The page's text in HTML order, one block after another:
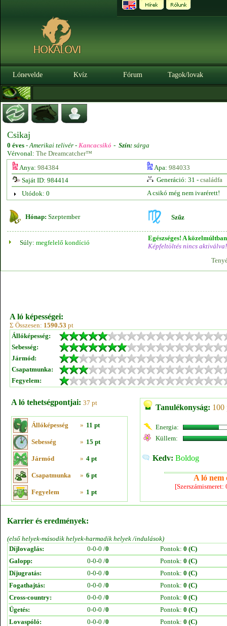
Lónevelde Kvíz Fórum Tagok/lovak
Csikaj
0 éves -Amerikai telivér - Kancacsikó - Szín: sárga
Vérvonal: The Dreamcatcher™
Anya: 984384 Apa: 984033
Saját ID: 984414
Generáció: 31 - családfa
Utódok: 0
A csikó még nem ivarérett!
Hónap: Szeptember Szűz
Súly: megfelelő kondíció
Egészséges! A
Képfeltöltés nincs aktiválva!
A ló képességei:
Σ Összesen: 1590.53 pt
Állóképesség:
Sebesség:
Jármód:
Csapatmunka:
Fegyelem:
A ló tehetségpontjai: 37 pt
Állóképesség » 11 pt
Sebesség » 15 pt
Jármód » 4 pt
Csapatmunka » 6 pt
Fegyelem » 1 pt
Tanulékonyság: 100
Energia:
Küllem:
Kedv: Boldog
A ló nem
Karrier és eredmények:
(első helyek-második helyek-harmadik helyek /indulások)
Díjlovaglás:
0-0-0 /0 Pontok: 0 (C)
Galopp:
0-0-0 /0 Pontok: 0 (C)
Díjugratás:
0-0-0 /0 Pontok: 0 (C)
Fogathajtás:
0-0-0 /0 Pontok: 0 (C)
Cross-country:
0-0-0 /0 Pontok: 0 (C)
Ügetés:
0-0-0 /0 Pontok: 0 (C)
Lovaspóló:
0-0-0 /0 Pontok: 0 (C)